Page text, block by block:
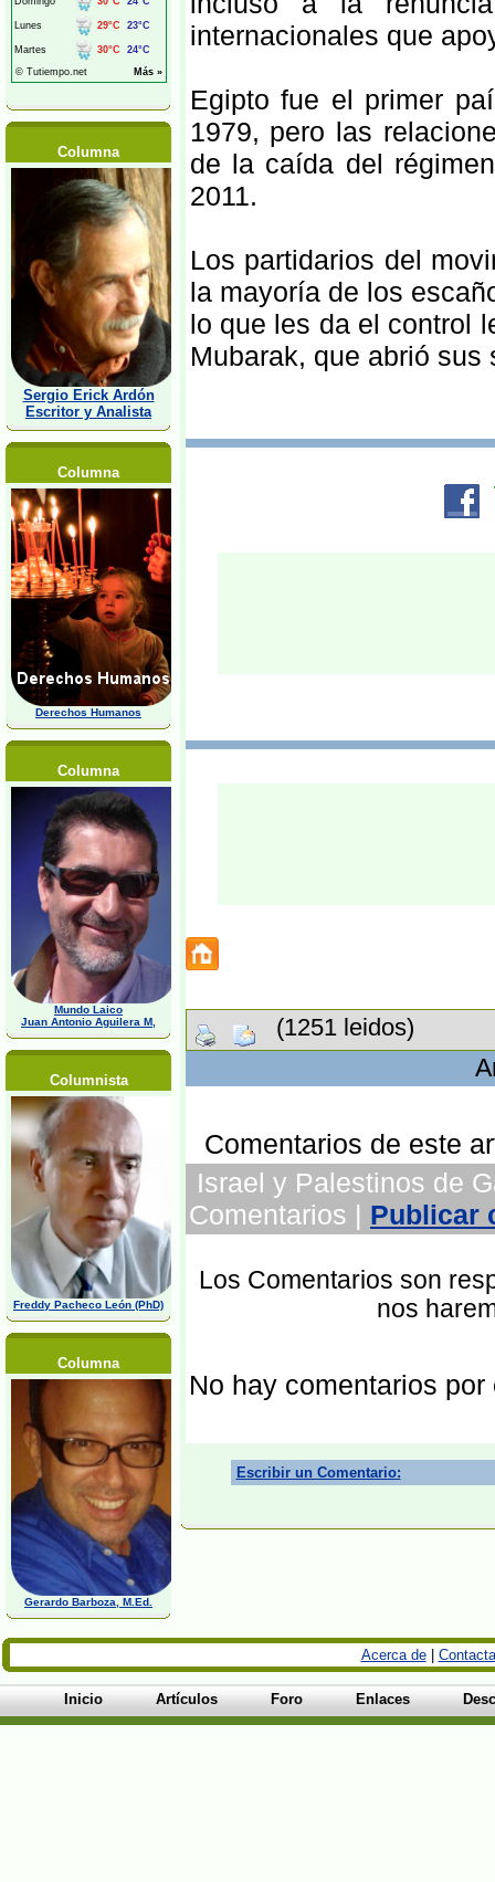
Columna
Sergio Erick Ardón
Escritor y Analista
Columna
Derechos Humanos
Columna
Mundo Laico
Juan Antonio Aguilera M,
Columnista
Freddy Pacheco León (PhD)
Columna
Gerardo Barboza, M.Ed.
internacionales que
Egipto fue el primer
1979, pero las
de la caída del
2011.
Los partidarios del
la mayoría de los
lo que les da el control
Mubarak, que abrió sus
(1251 leidos)
Comentarios de este
Israel y Palestinos de
Comentarios | Publicar
Los Comentarios son
nos
No hay comentarios por
Escribir un Comentario:
Acerca de|
Inicio Artículos Foro Enlaces